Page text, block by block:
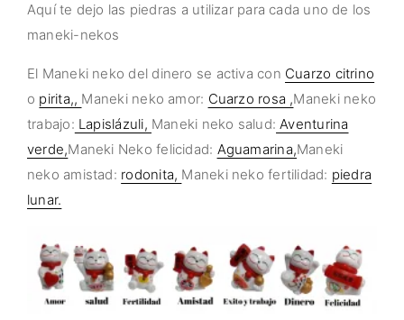
Aquí te dejo las piedras a utilizar para cada uno de los
maneki-nekos
El Maneki neko del dinero se activa con Cuarzo citrino
o pirita,, Maneki neko amor: Cuarzo rosa ,Maneki neko
trabajo: Lapislázuli, Maneki neko salud: Aventurina
verde,Maneki Neko felicidad: Aguamarina,Maneki
neko amistad: rodonita, Maneki neko fertilidad: piedra
lunar.